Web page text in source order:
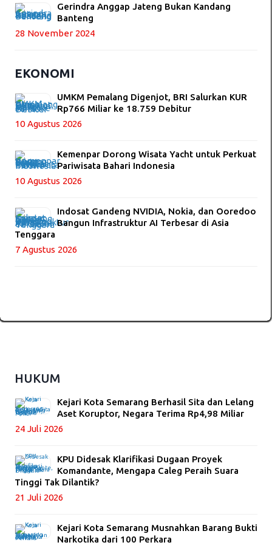
Gerindra Anggap Jateng Bukan Kandang
Banteng
28 November 2024
EKONOMI
UMKM Pemalang Digenjot, BRI Salurkan KUR
Rp766 Miliar ke 18.759 Debitur
10 Agustus 2026
Kemenpar Dorong Wisata Yacht untuk Perkuat
Pariwisata Bahari Indonesia
10 Agustus 2026
Indosat Gandeng NVIDIA, Nokia, dan Ooredoo
Bangun Infrastruktur AI Terbesar di Asia
Tenggara
7 Agustus 2026
HUKUM
Kejari Kota Semarang Berhasil Sita dan Lelang
Aset Koruptor, Negara Terima Rp4,98 Miliar
24 Juli 2026
KPU Didesak Klarifikasi Dugaan Proyek
Komandante, Mengapa Caleg Peraih Suara
Tinggi Tak Dilantik?
21 Juli 2026
Kejari Kota Semarang Musnahkan Barang Bukti
Narkotika dari 100 Perkara